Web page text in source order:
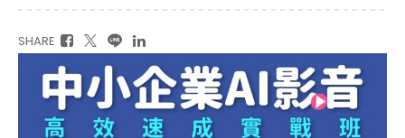
SHARE